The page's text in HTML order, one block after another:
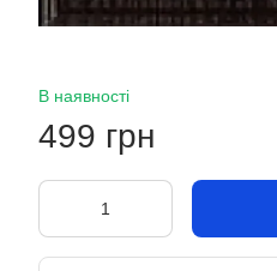
В наявності
499 грн